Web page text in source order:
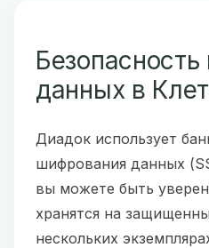
данных в
Диадок использует
шифрования данных
вы можете быть
хранятся на
нескольких